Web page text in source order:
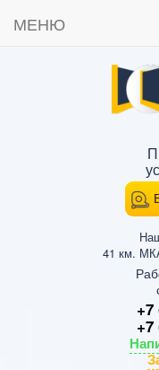
41 км.
+7
+7
МЕНЮ